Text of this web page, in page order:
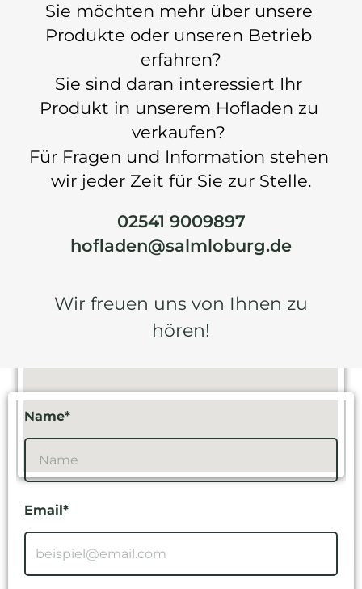
Sie möchten mehr über unsere
Produkte oder unseren Betrieb
erfahren?
Sie sind daran interessiert Ihr
Produkt in unserem Hofladen zu
verkaufen?
Für Fragen und Information stehen
wir jeder Zeit für Sie zur Stelle.
02541 9009897
hofladen@salmloburg.de
Wir freuen uns von Ihnen zu
hören!
Name*
Email*